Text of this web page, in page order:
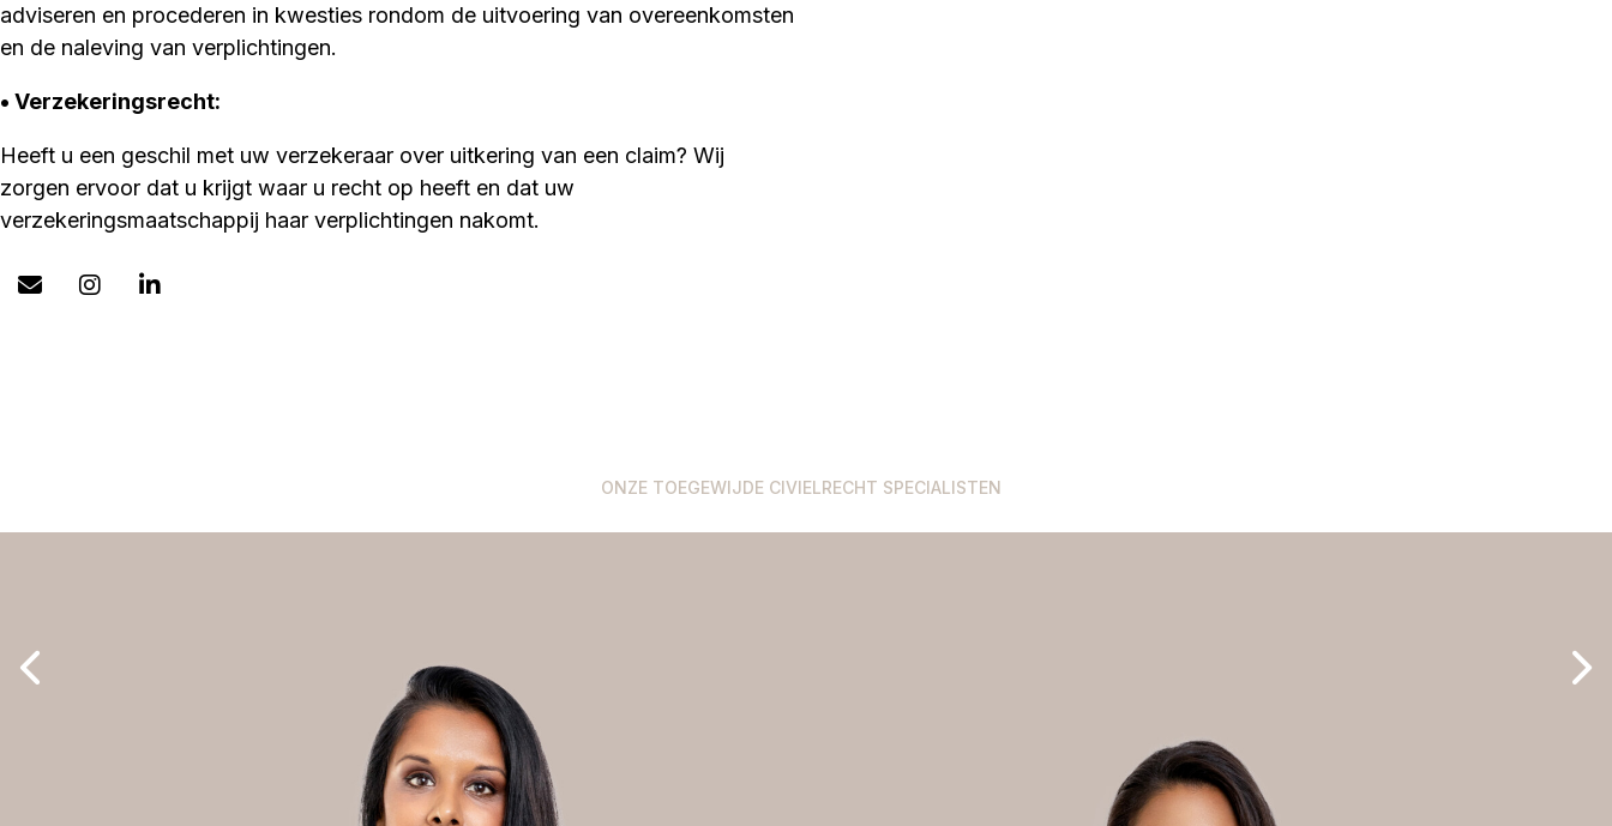
adviseren en procederen in kwesties rondom de uitvoering van overeenkomsten
en de naleving van verplichtingen.
• Verzekeringsrecht:
Heeft u een geschil met uw verzekeraar over uitkering van een claim? Wij
zorgen ervoor dat u krijgt waar u recht op heeft en dat uw
verzekeringsmaatschappij haar verplichtingen nakomt.
ONZE TOEGEWIJDE CIVIELRECHT SPECIALISTEN